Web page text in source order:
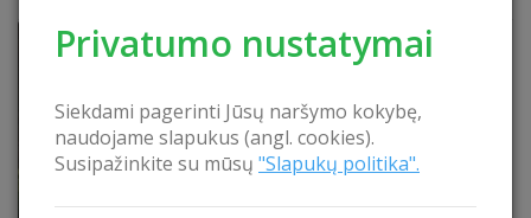
Privatumo nustatymai
Siekdami pagerinti Jūsų naršymo kokybę,
naudojame slapukus (angl. cookies).
Susipažinkite su mūsų "Slapukų politika".